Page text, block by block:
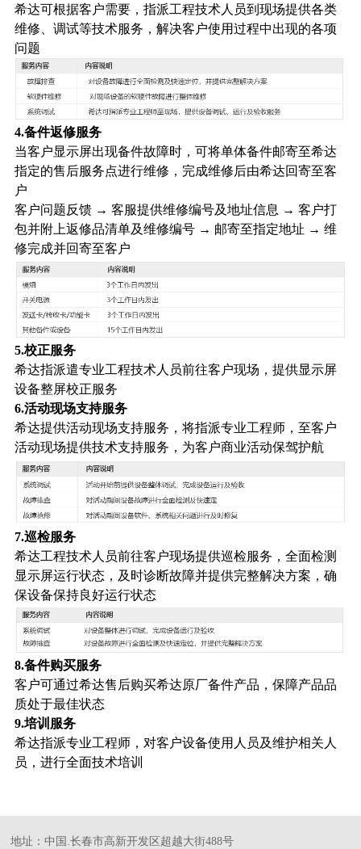
希达可根据客户需要，指派工程技术人员到现场提供各类
维修、调试等技术服务，解决客户使用过程中出现的各项
问题
4.备件返修服务
当客户显示屏出现备件故障时，可将单体备件邮寄至希达
指定的售后服务点进行维修，完成维修后由希达回寄至客
户
客户问题反馈 → 客服提供维修编号及地址信息 → 客户打
包并附上返修品清单及维修编号 → 邮寄至指定地址 → 维
修完成并回寄至客户
5.校正服务
希达指派遣专业工程技术人员前往客户现场，提供显示屏
设备整屏校正服务
6.活动现场支持服务
希达提供活动现场支持服务，将指派专业工程师，至客户
活动现场提供技术支持服务，为客户商业活动保驾护航
7.巡检服务
希达工程技术人员前往客户现场提供巡检服务，全面检测
显示屏运行状态，及时诊断故障并提供完整解决方案，确
保设备保持良好运行状态
8.备件购买服务
客户可通过希达售后购买希达原厂备件产品，保障产品品
质处于最佳状态
9.培训服务
希达指派专业工程师，对客户设备使用人员及维护相关人
员，进行全面技术培训
地址：中国.长春市高新开发区超越大街488号